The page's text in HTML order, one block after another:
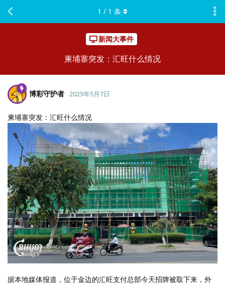
新闻大事件
柬埔寨突发：汇旺什么情况
1 / 1 条
博彩守护者 2025年5月7日
柬埔寨突发：汇旺什么情况
据本地媒体报道，位于金边的汇旺支付总部今天招牌被取下来，外